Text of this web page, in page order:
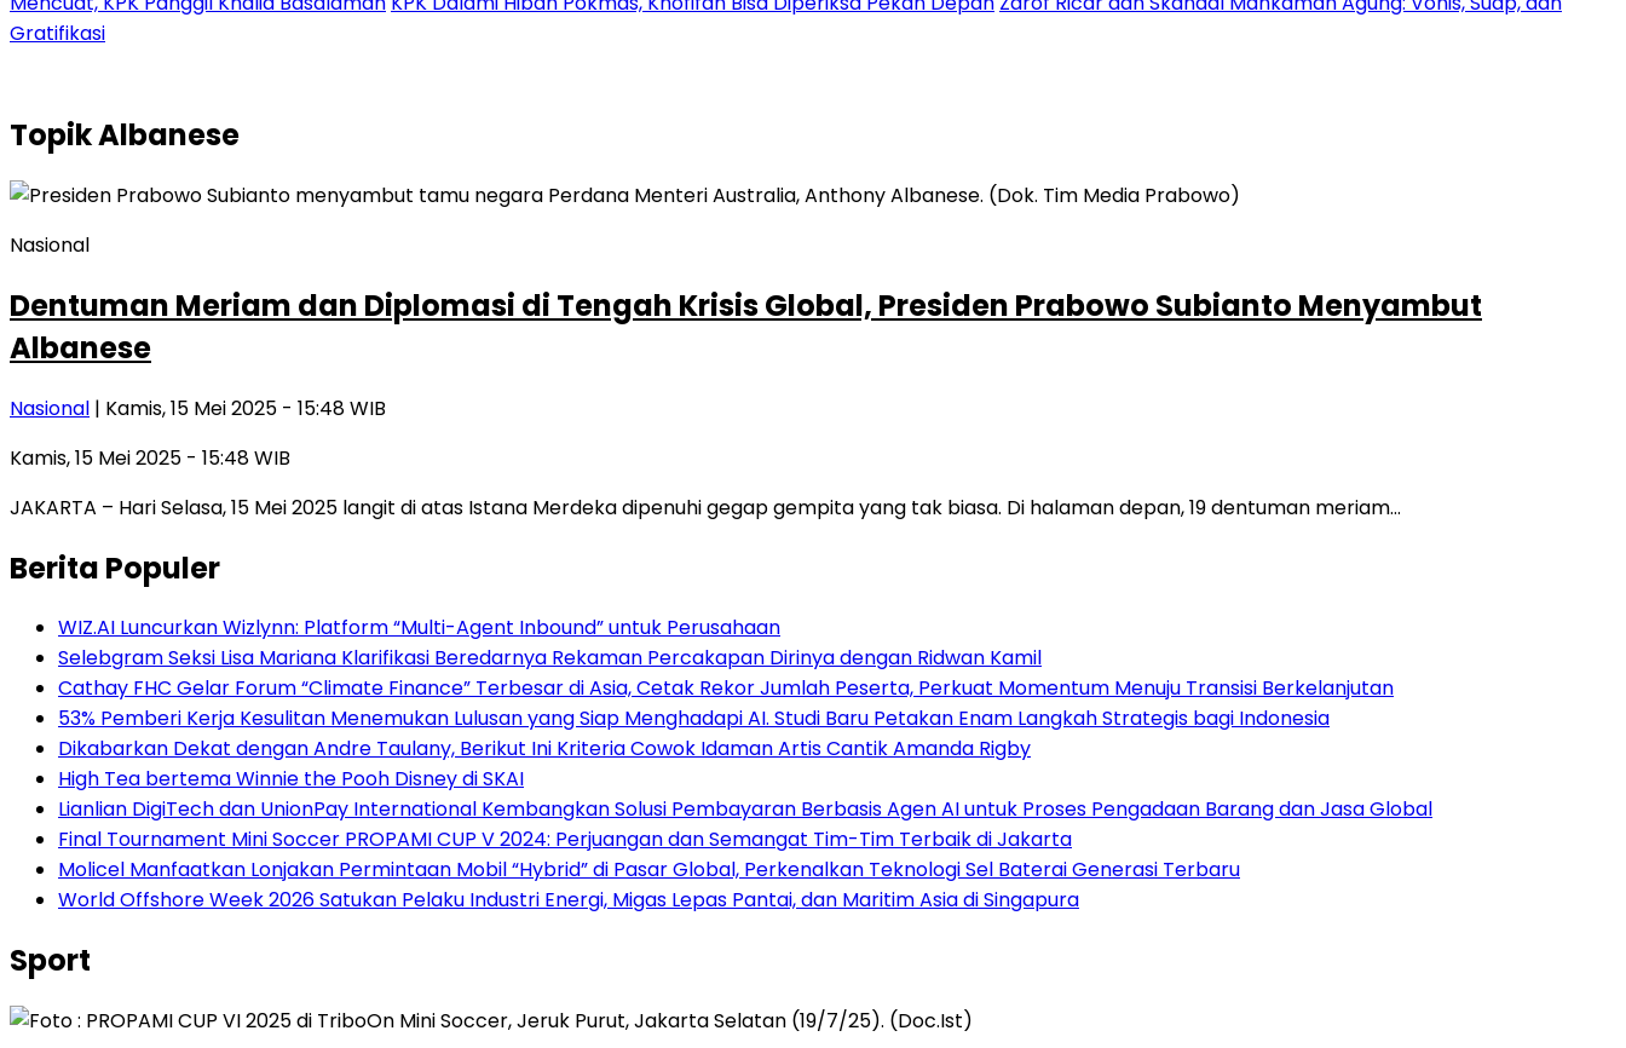
Gratifikasi
TopikAlbanese
Nasional
Dentuman Meriam dan Diplomasi di Tengah Krisis Global, Presiden Prabowo Subianto Menyambut
Albanese
Nasional | Kamis, 15 Mei 2025 - 15:48 WIB
Kamis, 15 Mei 2025 - 15:48 WIB
JAKARTA – Hari Selasa, 15 Mei 2025 langit di atas Istana Merdeka dipenuhi gegap gempita yang tak biasa. Di halaman depan, 19 dentuman meriam…
Berita Populer
WIZ.AI Luncurkan Wizlynn: Platform “Multi-Agent Inbound” untuk Perusahaan
Selebgram Seksi Lisa Mariana Klarifikasi Beredarnya Rekaman Percakapan Dirinya dengan Ridwan Kamil
Cathay FHC Gelar Forum “Climate Finance” Terbesar di Asia, Cetak Rekor Jumlah Peserta, Perkuat Momentum Menuju Transisi Berkelanjutan
53% Pemberi Kerja Kesulitan Menemukan Lulusan yang Siap Menghadapi AI. Studi Baru Petakan Enam Langkah Strategis bagi Indonesia
Dikabarkan Dekat dengan Andre Taulany, Berikut Ini Kriteria Cowok Idaman Artis Cantik Amanda Rigby
High Tea bertema Winnie the Pooh Disney di SKAI
Lianlian DigiTech dan UnionPay International Kembangkan Solusi Pembayaran Berbasis Agen AI untuk Proses Pengadaan Barang dan Jasa Global
Final Tournament Mini Soccer PROPAMI CUP V 2024: Perjuangan dan Semangat Tim-Tim Terbaik di Jakarta
Molicel Manfaatkan Lonjakan Permintaan Mobil “Hybrid” di Pasar Global, Perkenalkan Teknologi Sel Baterai Generasi Terbaru
World Offshore Week 2026 Satukan Pelaku Industri Energi, Migas Lepas Pantai, dan Maritim Asia di Singapura
Sport